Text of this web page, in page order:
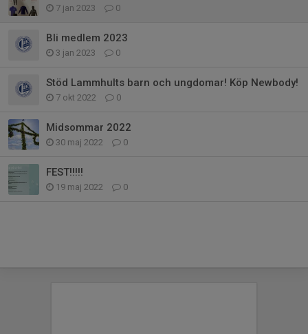
7 jan 2023 0
Bli medlem 2023
3 jan 2023 0
Stöd Lammhults barn och ungdomar! Köp Newbody!
7 okt 2022 0
Midsommar 2022
30 maj 2022 0
FEST!!!!!
19 maj 2022 0